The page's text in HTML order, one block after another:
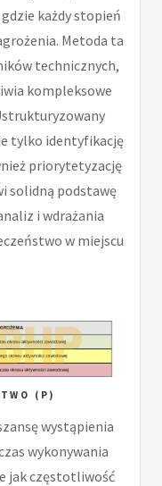
każdy stopień
Metoda ta
technicznych,
kompleksowe
tylko identyfikację
priorytetyzację
solidną podstawę
i wdrażania
w miejscu
(P)
wystąpienia
wykonywania
jak częstotliwość